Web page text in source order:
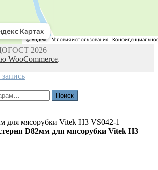
2026
WooCommerce.
Поиск
D82мм для мясорубки Vitek H3